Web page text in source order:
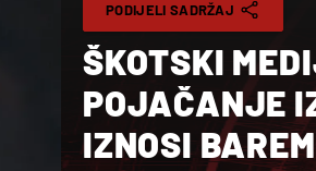
PODIJELI SADRŽAJ
ŠKOTSKI
POJAČANJE
IZNOSI